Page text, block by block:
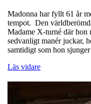
Madonna har fyllt 61 år
tempot. Den
Madame X-turné där hon
sedvanligt manér juckar,
samtidigt som hon
Läs vidare